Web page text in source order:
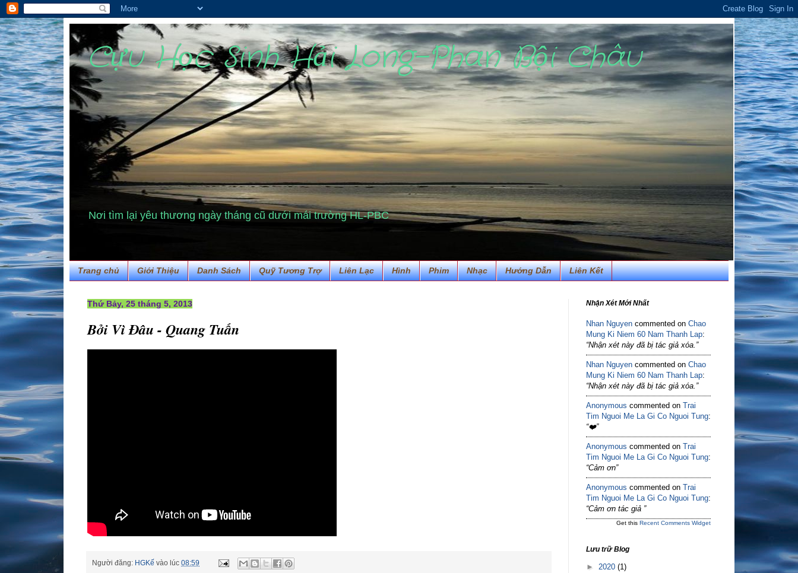
Cựu Học Sinh Hải Long-Phan Bội Châu
Nơi tìm lại yêu thương ngày tháng cũ dưới mái trường HL-PBC
Trang chủ Giới Thiệu Danh Sách Quỹ Tương Trợ Liên Lạc Hình Phim Nhạc Hướng Dẫn Liên Kết
Thứ Bảy, 25 tháng 5, 2013
Bởi Vì Đâu - Quang Tuấn
Người đăng: HGKế vào lúc 08:59
Nhận Xét Mới Nhất
Nhan Nguyen commented on Chao
Mung Ki Niem 60 Nam Thanh Lap:
“Nhận xét này đã bị tác giả xóa.”
Nhan Nguyen commented on Chao
Mung Ki Niem 60 Nam Thanh Lap:
“Nhận xét này đã bị tác giả xóa.”
Anonymous commented on Trai
Tim Nguoi Me La Gi Co Nguoi Tung:
“❤️”
Anonymous commented on Trai
Tim Nguoi Me La Gi Co Nguoi Tung:
“Cảm ơn”
Anonymous commented on Trai
Tim Nguoi Me La Gi Co Nguoi Tung:
“Cảm ơn tác giả ”
Get this Recent Comments Widget
Lưu trữ Blog
► 2020 (1)